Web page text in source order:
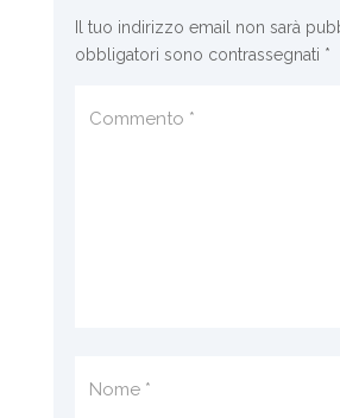
Il tuo indirizzo email non sarà
obbligatori sono contrassegnati *